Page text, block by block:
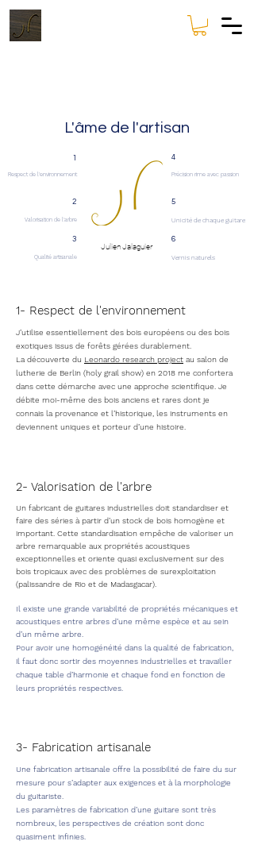
L'âme de l'artisan
1
Respect de l'environnement
2
Valorisation de l'arbre
3
Qualité artisanale
4
Précision rime avec passion
5
Unicité de chaque guitare
Julien Jalaguier
6
Vernis naturels
1- Respect de l'environnement
J’utilise essentiellement des bois européens ou des bois
exotiques issus de forêts gérées durablement.
La découverte du Leonardo research project au salon de
lutherie de Berlin (holy grail show) en 2018 me confortera
dans cette démarche avec une approche scientifique. Je
débite moi-même des bois anciens et rares dont je
connais la provenance et l’historique, les instruments en
deviennent uniques et porteur d’une histoire.
2- Valorisation de l'arbre
Un fabricant de guitares industrielles doit standardiser et
faire des séries à partir d’un stock de bois homogène et
important. Cette standardisation empêche de valoriser un
arbre remarquable aux propriétés acoustiques
exceptionnelles et oriente quasi exclusivement sur des
bois tropicaux avec des problèmes de surexploitation
(palissandre de Rio et de Madasgacar).
Il existe une grande variabilité de propriétés mécaniques et
acoustiques entre arbres d’une même espèce et au sein
d’un même arbre.
Pour avoir une homogénéité dans la qualité de fabrication,
il faut donc sortir des moyennes industrielles et travailler
chaque table d’harmonie et chaque fond en fonction de
leurs propriétés respectives.
3- Fabrication artisanale
Une fabrication artisanale offre la possibilité de faire du sur
mesure pour s’adapter aux exigences et à la morphologie
du guitariste.
Les paramètres de fabrication d’une guitare sont très
nombreux, les perspectives de création sont donc
quasiment infinies.